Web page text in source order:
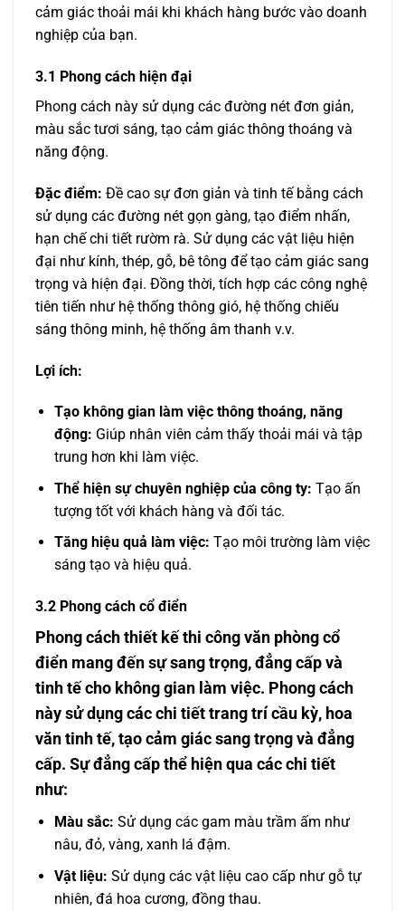
cảm giác thoải mái khi khách hàng bước vào doanh
nghiệp của bạn.
3.1 Phong cách hiện đại
Phong cách này sử dụng các đường nét đơn giản,
màu sắc tươi sáng, tạo cảm giác thông thoáng và
năng động.
Đặc điểm: Đề cao sự đơn giản và tinh tế bằng cách
sử dụng các đường nét gọn gàng, tạo điểm nhấn,
hạn chế chi tiết rườm rà. Sử dụng các vật liệu hiện
đại như kính, thép, gỗ, bê tông để tạo cảm giác sang
trọng và hiện đại. Đồng thời, tích hợp các công nghệ
tiên tiến như hệ thống thông gió, hệ thống chiếu
sáng thông minh, hệ thống âm thanh v.v.
Lợi ích:
Tạo không gian làm việc thông thoáng, năng
động: Giúp nhân viên cảm thấy thoải mái và tập
trung hơn khi làm việc.
Thể hiện sự chuyên nghiệp của công ty: Tạo ấn
tượng tốt với khách hàng và đối tác.
Tăng hiệu quả làm việc: Tạo môi trường làm việc
sáng tạo và hiệu quả.
3.2 Phong cách cổ điển
Phong cách thiết kế thi công văn phòng cổ
điển mang đến sự sang trọng, đẳng cấp và
tinh tế cho không gian làm việc. Phong cách
này sử dụng các chi tiết trang trí cầu kỳ, hoa
văn tinh tế, tạo cảm giác sang trọng và đẳng
cấp. Sự đẳng cấp thể hiện qua các chi tiết
như:
Màu sắc: Sử dụng các gam màu trầm ấm như
nâu, đỏ, vàng, xanh lá đậm.
Vật liệu: Sử dụng các vật liệu cao cấp như gỗ tự
nhiên, đá hoa cương, đồng thau.